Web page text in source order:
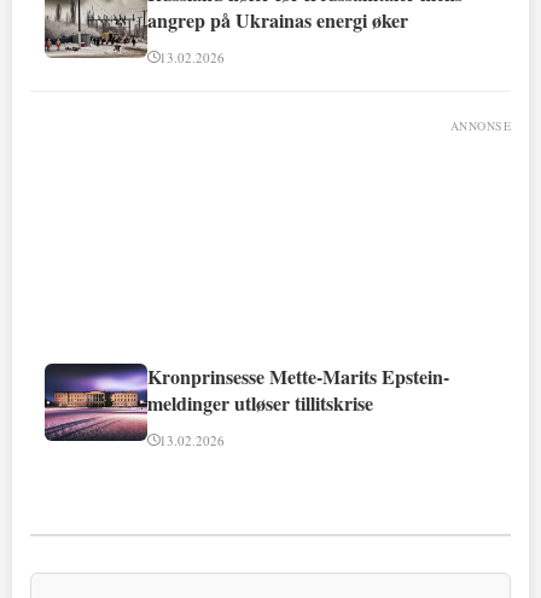
angrep på Ukrainas energi øker
13.02.2026
ANNONSE
Kronprinsesse Mette-Marits Epstein-
meldinger utløser tillitskrise
13.02.2026